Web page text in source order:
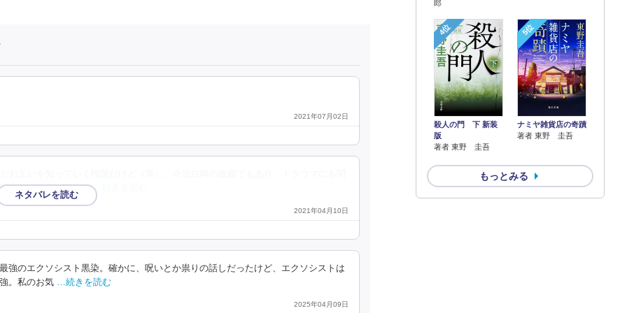
2021年07月02日
が色々あって面白か …続きを読む
2021年04月10日
強のエクソシスト黒染。確かに、呪いとか祟りの話しだったけど、エクソシストは
。私のお気 …続きを読む
2025年04月09日
郎
4位
殺人の門 下 新装
版
著者 東野 圭吾
5位
ナミヤ雑貨店の奇蹟
著者 東野 圭吾
もっとみる